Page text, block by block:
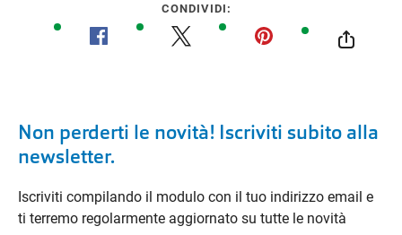
CONDIVIDI:
Non perderti le novità! Iscriviti subito alla
newsletter.
Iscriviti compilando il modulo con il tuo indirizzo email e
ti terremo regolarmente aggiornato su tutte le novità